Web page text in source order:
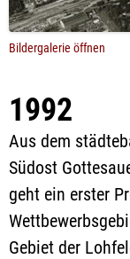
Bildergalerie öffnen
1992
Aus dem
Südost
geht ein erster
Gebiet der